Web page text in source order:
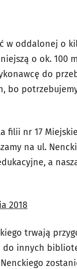
w oddalonej o
o ok. 100
do
bo
filii nr 17
na ul.
a
2018
trwają
innych